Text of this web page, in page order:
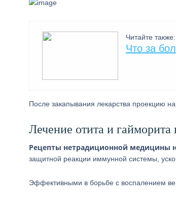
Читайте также:
Что за
После закапывания лекарства проекцию
Лечение отита и
Рецепты нетрадиционной медицины
защитной реакции иммунной системы,
Эффективными в борьбе с воспалением